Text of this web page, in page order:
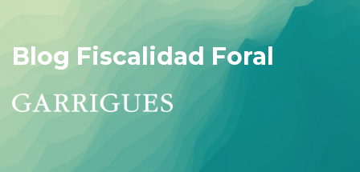
Blog Fiscalidad Foral